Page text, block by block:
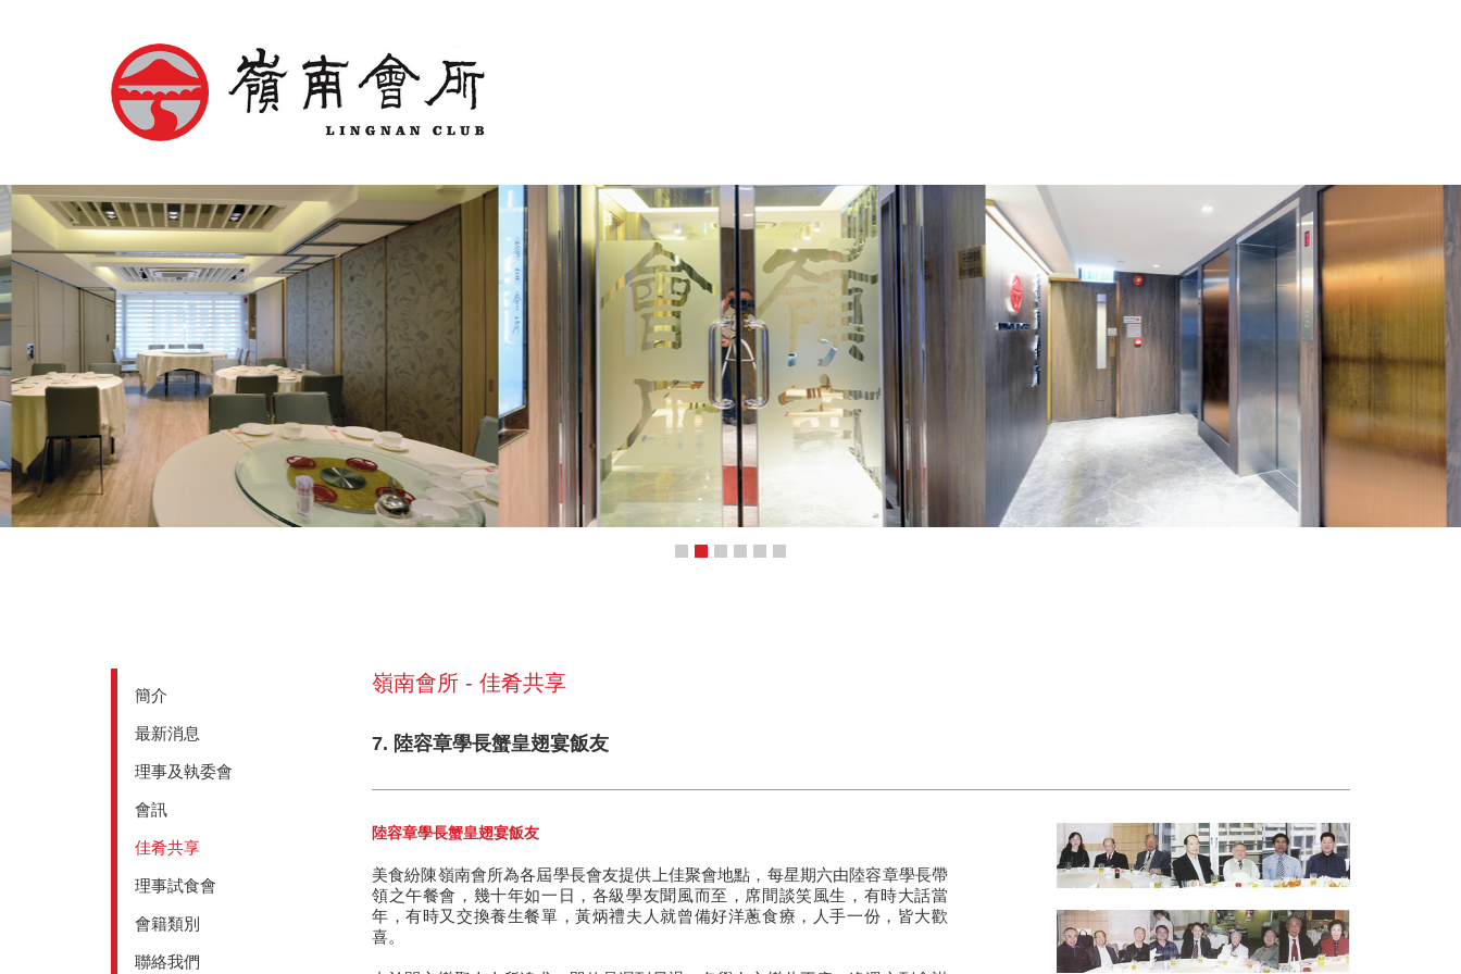
簡介
最新消息
理事及執委會
會訊
佳肴共享
理事試食會
會籍類別
聯絡我們
嶺南會所 - 佳肴共享
7. 陸容章學長蟹皇翅宴飯友
陸容章學長蟹皇翅宴飯友
美食紛陳嶺南會所為各屆學長會友提供上佳聚會地點，每星期六由陸容章學長帶
領之午餐會，幾十年如一日，各級學友聞風而至，席間談笑風生，有時大話當
年，有時又交換養生餐單，黃炳禮夫人就曾備好洋蔥食療，人手一份，皆大歡
喜。